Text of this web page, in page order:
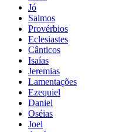
Jó
Salmos
Provérbios
Eclesiastes
Cânticos
Isaías
Jeremias
Lamentações
Ezequiel
Daniel
Oséias
Joel